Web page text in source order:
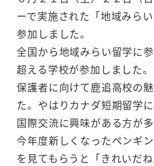
ーで実施された「地域みら
参加しました。
全国から地域みらい留学に
超える学校が参加しました
保護者に向けて鹿追高校の
た。やはりカナダ短期留学
国際交流に興味がある方が
今年度新しくなったペンギ
を見てもらうと「きれいだ